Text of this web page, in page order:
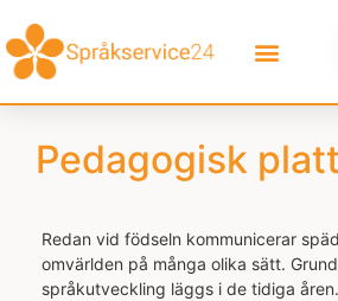
Pedagogisk
Redan vid födseln kommunicerar
omvärlden på många olika sätt.
språkutveckling läggs i de tidiga